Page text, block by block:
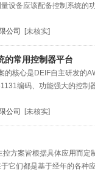
设备应该配备控制系统的
公司 [未核实]
的常用控制器平台
的核心是DEIF自主研发的
编码、功能强大的控制
公司 [未核实]
控方案皆根据具体应用而定
它们都是基于经年的各种